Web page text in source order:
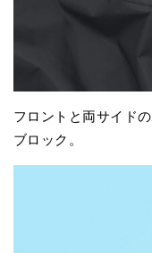
フロントと両サイド
ブロック。